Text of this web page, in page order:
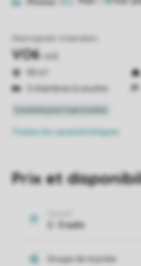
Marinapark Volendam
VO6 vo6
3 chambres à coucher
Toutes les caractéristiques
Prix et